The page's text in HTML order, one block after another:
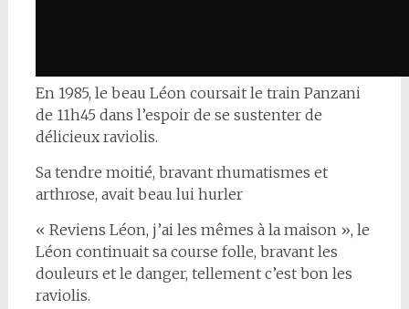
En 1985, le beau Léon coursait le train Panzani
de 11h45 dans l’espoir de se sustenter de
délicieux raviolis.
Sa tendre moitié, bravant rhumatismes et
arthrose, avait beau lui hurler
« Reviens Léon, j’ai les mêmes à la maison », le
Léon continuait sa course folle, bravant les
douleurs et le danger, tellement c’est bon les
raviolis.